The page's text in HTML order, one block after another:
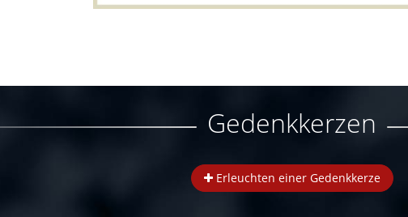
Gedenkkerzen
Erleuchten einer Gedenkkerze